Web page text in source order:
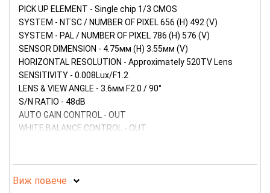
PICK UP ELEMENT - Single chip 1/3 CMOS
SYSTEM - NTSC / NUMBER OF PIXEL 656 (H) 492 (V)
SYSTEM - PAL / NUMBER OF PIXEL 786 (H) 576 (V)
SENSOR DIMENSION - 4.75мм (H) 3.55мм (V)
HORIZONTAL RESOLUTION - Approximately 520TV Lens
SENSITIVITY - 0.008Lux/F1.2
LENS & VIEW ANGLE - 3.6мм F2.0 / 90°
S/N RATIO - 48dB
AUTO GAIN CONTROL - OUT
WHITE BALANCE CONTROL - OUT
AUDIO OUT - 1.0V p-p/1Kohm
SIZE (L x W x H) - 24мм х 16мм х (15-25мм)
Виж повече